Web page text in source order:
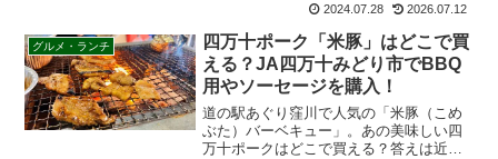
性は抜群。店舗アクセスや、人気の塩け
んぴ・お土産情報、南国製菓との違いに
ついても詳しく解説します。
2024.07.28 2026.07.12
グルメ・ランチ
四万十ポーク「米豚」はどこで買
える？JA四万十みどり市でBBQ
用やソーセージを購入！
道の駅あぐり窪川で人気の「米豚（こめ
ぶた）バーベキュー」。あの美味しい四
万十ポークはどこで買える？答えは近く